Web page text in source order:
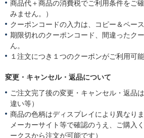
商品代＋商品の消費税でご利用条件をご
みません。）
クーポンコードの入力は、コピー＆ペー
期限切れのクーポンコード、間違ったク
ん。
１注文につき１つのクーポンがご利用可
変更・キャンセル・返品について
ご注文完了後の変更・キャンセル・返品
違い等）
商品の色柄はディスプレイにより異なり
メーカーサイト等で確認のうえ、ご購入
ークスから注文が可能です）